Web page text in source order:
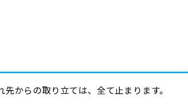
からの取り立ては、全て止まります。